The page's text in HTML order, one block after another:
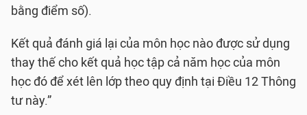
bằng điểm số).
Kết quả đánh giá lại của môn học nào được sử dụng
thay thế cho kết quả học tập cả năm học của môn
học đó để xét lên lớp theo quy định tại Điều 12 Thông
tư này.”